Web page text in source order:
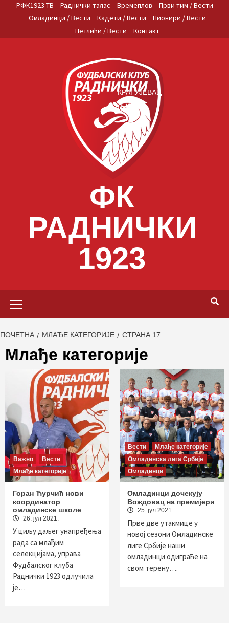
РФК1923 ТВ Раднички талас Времеплов
Први тим / Вести
Омладинци / Вести
Кадети / Вести
Пионири / Вести
Петлићи / Вести
Контакт
ФК
РАДНИЧКИ
1923
КРАГУЈЕВАЦ
ПОЧЕТНА МЛАЂЕ КАТЕГОРИЈЕ СТРАНА 17
Млађе категорије
Важно
Вести
Млађе категорије
Горан Ћурчић нови
координатор
омладинске школе
26. јул 2021.
У циљу даљег унапређења
рада са млађим
селекцијама, управа
Фудбалског клуба
Раднички 1923 одлучила
је…
Вести
Млађе категорије
Омладинска лига Србије
Омладинци
Омладинци дочекују
Вождовац на премијери
25. јул 2021.
Прве две утакмице у
новој сезони Омладинске
лиге Србије наши
омладинци одиграће на
свом терену….